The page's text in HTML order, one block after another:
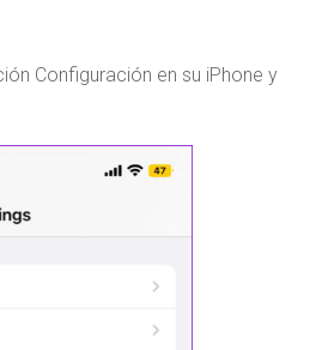
Configuración en su iPhone y